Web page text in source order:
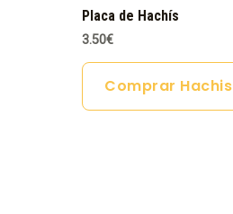
Placa de Hachís
3.50€
Comprar Hachis